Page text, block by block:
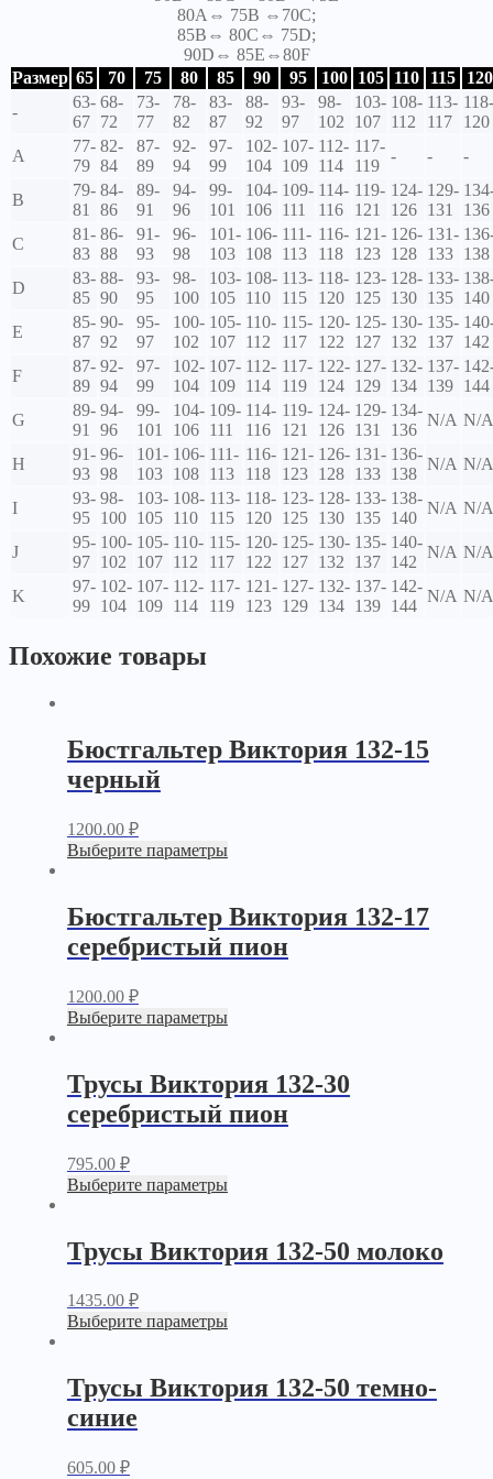
80A⇔ 75B ⇔70C;
85B⇔ 80C⇔ 75D;
90D⇔ 85E⇔80F
Размер 65 70 75 80 85 90 95 100 105 110 115
120
-
63-
67
68-
72
73-
77
78-
82
83-
87
88-
92
93-
97
98-
102
103-
107
108-
112
113-
117
118-
120
A
77-
79
82-
84
87-
89
92-
94
97-
99
102-
104
107-
109
112-
114
117-
119
- - -
B
79-
81
84-
86
89-
91
94-
96
99-
101
104-
106
109-
111
114-
116
119-
121
124-
126
129-
131
136
C
81-
83
86-
88
91-
93
96-
98
101-
103
106-
108
111-
113
116-
118
121-
123
126-
128
131-
133 138
D
83-
85
88-
90
93-
95
98-
100
103-
105
108-
110
113-
115
118-
120
123-
125
128-
130
133-
135 140
E
85-
87
90-
92
95-
97
100-
102
105-
107
110-
112
115-
117
120-
122
125-
127
130-
132
135-
137 142
F
87-
89
92-
94
97-
99
102-
104
107-
109
112-
114
117-
119
122-
124
127-
129
132-
134
137-
139 144
G
89-
91
94-
96
99-
101
104-
106
109-
111
114-
116
119-
121
124-
126
129-
131
134-
136
N/A N/A
H
91-
93
96-
98
101-
103
106-
108
111-
113
116-
118
121-
123
126-
128
131-
133
136-
138
N/A N/A
I
93-
95
98-
100
103-
105
108-
110
113-
115
118-
120
123-
125
128-
130
133-
135
138-
140
N/A N/A
J
95-
97
100-
102
105-
107
110-
112
115-
117
120-
122
125-
127
130-
132
135-
137
140-
142
N/A N/A
K
97-
99
102-
104
107-
109
112-
114
117-
119
121-
123
127-
129
132-
134
137-
139
142-
144
N/A N/A
Похожие товары
Бюстгальтер Виктория 132-15
черный
1200.00 ₽
Выберите параметры
Бюстгальтер Виктория 132-17
серебристый пион
1200.00 ₽
Выберите параметры
Трусы Виктория 132-30
серебристый пион
795.00 ₽
Выберите параметры
Трусы Виктория 132-50 молоко
1435.00 ₽
Выберите параметры
Трусы Виктория 132-50 темно-
синие
605.00 ₽